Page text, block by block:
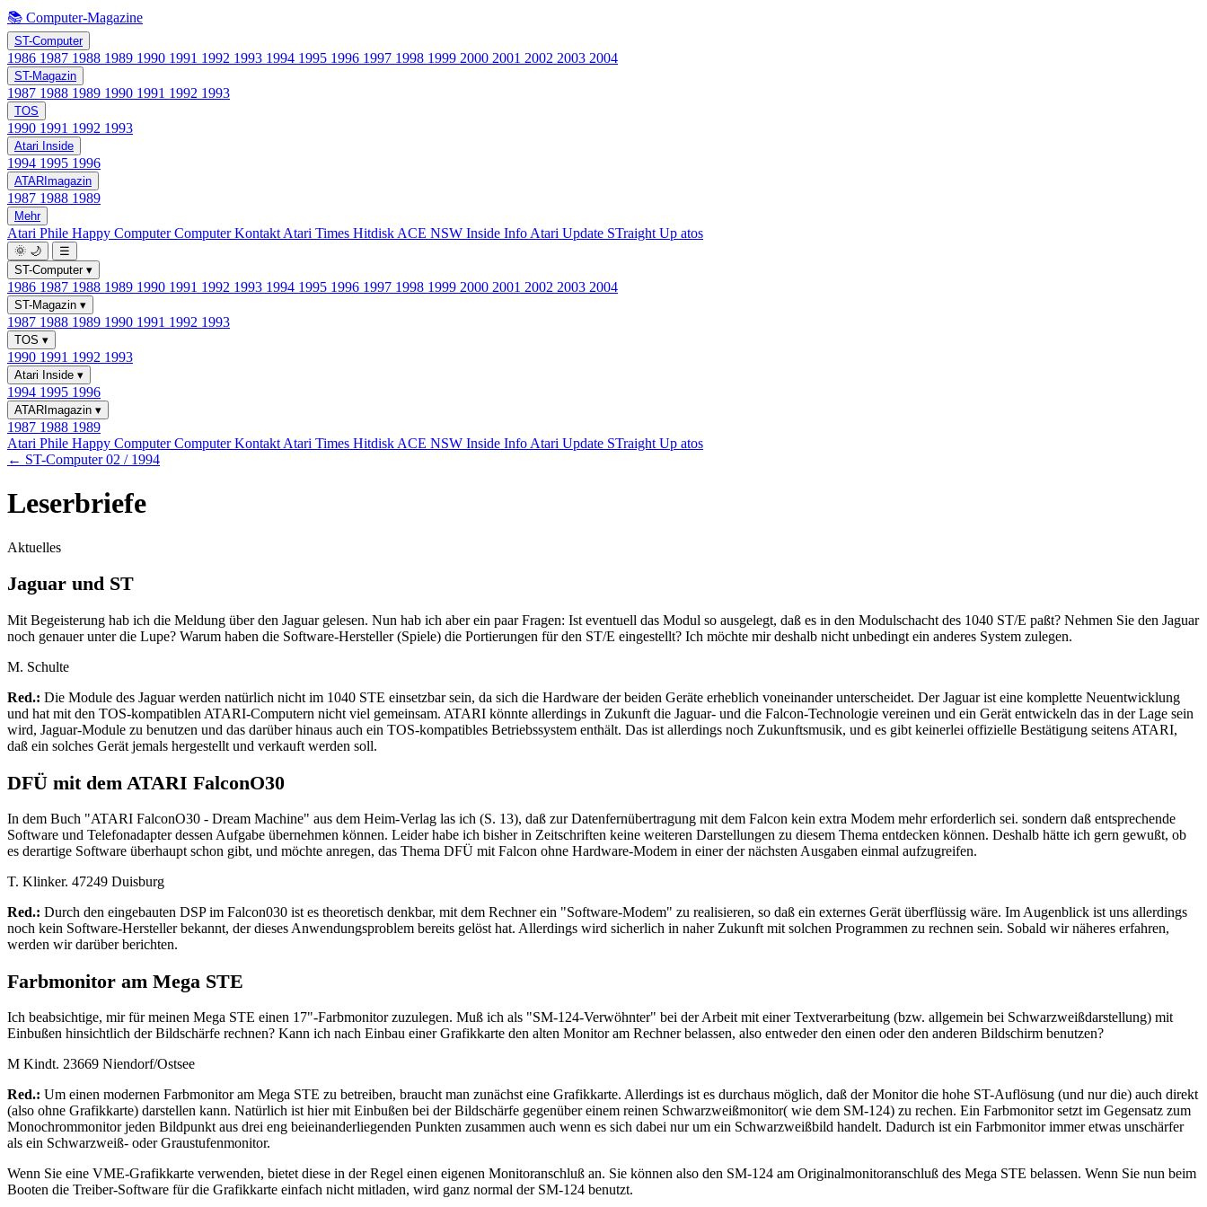
📚 Computer-Magazine
ST-Computer
1986 1987 1988 1989 1990 1991 1992 1993 1994 1995 1996 1997 1998 1999 2000 2001 2002 2003 2004
ST-Magazin
1987 1988 1989 1990 1991 1992 1993
TOS
1990 1991 1992 1993
Atari Inside
1994 1995 1996
ATARImagazin
1987 1988 1989
Mehr
Atari Phile Happy ComputerComputer Kontakt Atari Times Hitdisk ACE NSW Inside Info Atari Update STraight Up atos
🌞 🌙
☰
ST-Computer ▾
1986 1987 1988 1989 1990 1991 1992 1993 1994 1995 1996 1997 1998 1999 2000 2001 2002 2003 2004
ST-Magazin ▾
1987 1988 1989 1990 1991 1992 1993
TOS ▾
1990 1991 1992 1993
Atari Inside ▾
1994 1995 1996
ATARImagazin ▾
1987 1988 1989
Atari Phile Happy ComputerComputer Kontakt Atari Times Hitdisk ACE NSW Inside Info Atari Update STraight Up atos
← ST-Computer 02 / 1994
Leserbriefe
Aktuelles
Jaguar und ST
Mit Begeisterung hab ich die Meldung über den Jaguar gelesen. Nun hab ich aber ein paar Fragen: Ist eventuell das Modul so ausgelegt, daß es in den Modulschacht des 1040 ST/E paßt? Nehmen Sie den Jaguar
noch genauer unter die Lupe? Warum haben die Software-Hersteller (Spiele) die Portierungen für den ST/E eingestellt? Ich möchte mir deshalb nicht unbedingt ein anderes System zulegen.
M. Schulte
Red.: Die Module des Jaguar werden natürlich nicht im 1040 STE einsetzbar sein, da sich die Hardware der beiden Geräte erheblich voneinander unterscheidet. Der Jaguar ist eine komplette Neuentwicklung
und hat mit den TOS-kompatiblen ATARI-Computern nicht viel gemeinsam. ATARI könnte allerdings in Zukunft die Jaguar- und die Falcon-Technologie vereinen und ein Gerät entwickeln das in der Lage sein
wird, Jaguar-Module zu benutzen und das darüber hinaus auch ein TOS-kompatibles Betriebssystem enthält. Das ist allerdings noch Zukunftsmusik, und es gibt keinerlei offizielle Bestätigung seitens ATARI,
daß ein solches Gerät jemals hergestellt und verkauft werden soll.
DFÜ mit dem ATARI FalconO30
In dem Buch "ATARI FalconO30 - Dream Machine" aus dem Heim-Verlag las ich (S. 13), daß zur Datenfernübertragung mit dem Falcon kein extra Modem mehr erforderlich sei. sondern daß entsprechende
Software und Telefonadapter dessen Aufgabe übernehmen können. Leider habe ich bisher in Zeitschriften keine weiteren Darstellungen zu diesem Thema entdecken können. Deshalb hätte ich gern gewußt, ob
es derartige Software überhaupt schon gibt, und möchte anregen, das Thema DFÜ mit Falcon ohne Hardware-Modem in einer der nächsten Ausgaben einmal aufzugreifen.
T. Klinker. 47249 Duisburg
Red.: Durch den eingebauten DSP im Falcon030 ist es theoretisch denkbar, mit dem Rechner ein "Software-Modem" zu realisieren, so daß ein externes Gerät überflüssig wäre. Im Augenblick ist uns allerdings
noch kein Software-Hersteller bekannt, der dieses Anwendungsproblem bereits gelöst hat. Allerdings wird sicherlich in naher Zukunft mit solchen Programmen zu rechnen sein. Sobald wir näheres erfahren,
werden wir darüber berichten.
Farbmonitor am Mega STE
Ich beabsichtige, mir für meinen Mega STE einen 17"-Farbmonitor zuzulegen. Muß ich als "SM-124-Verwöhnter" bei der Arbeit mit einer Textverarbeitung (bzw. allgemein bei Schwarzweißdarstellung) mit
Einbußen hinsichtlich der Bildschärfe rechnen? Kann ich nach Einbau einer Grafikkarte den alten Monitor am Rechner belassen, also entweder den einen oder den anderen Bildschirm benutzen?
M Kindt. 23669 Niendorf/Ostsee
Red.: Um einen modernen Farbmonitor am Mega STE zu betreiben, braucht man zunächst eine Grafikkarte. Allerdings ist es durchaus möglich, daß der Monitor die hohe ST-Auflösung (und nur die) auch direkt
(also ohne Grafikkarte) darstellen kann. Natürlich ist hier mit Einbußen bei der Bildschärfe gegenüber einem reinen Schwarzweißmonitor( wie dem SM-124) zu rechen. Ein Farbmonitor setzt im Gegensatz zum
Monochrommonitor jeden Bildpunkt aus drei eng beieinanderliegenden Punkten zusammen auch wenn es sich dabei nur um ein Schwarzweißbild handelt. Dadurch ist ein Farbmonitor immer etwas unschärfer
als ein Schwarzweiß- oder Graustufenmonitor.
Wenn Sie eine VME-Grafikkarte verwenden, bietet diese in der Regel einen eigenen Monitoranschluß an. Sie können also den SM-124 am Originalmonitoranschluß des Mega STE belassen. Wenn Sie nun beim
Booten die Treiber-Software für die Grafikkarte einfach nicht mitladen, wird ganz normal der SM-124 benutzt.